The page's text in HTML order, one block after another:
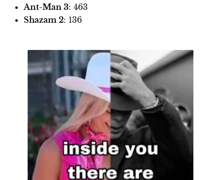
Ant-Man 3: 463
Shazam 2: 136